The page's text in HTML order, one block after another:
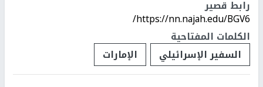
رابط قصير
https://nn.najah.edu/BGV6/
الكلمات المفتاحية
السفير الإسرائيلي
الإمارات